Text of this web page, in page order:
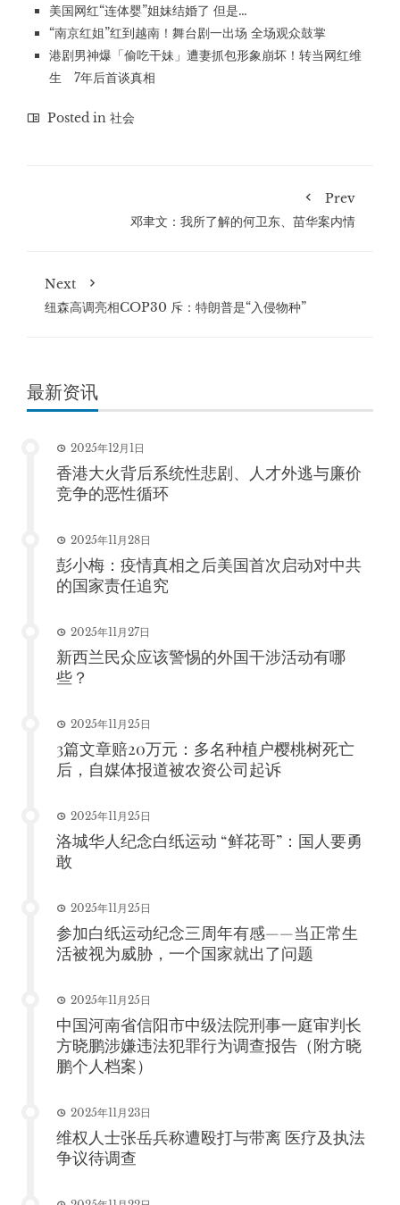
美国网红“连体婴”姐妹结婚了 但是…
“南京红姐”红到越南！舞台剧一出场 全场观众鼓掌
港剧男神爆「偷吃干妹」遭妻抓包形象崩坏！转当网红维
生 7年后首谈真相
Posted in 社会
Prev
邓聿文：我所了解的何卫东、苗华案内情
Next
纽森高调亮相COP30 斥：特朗普是“入侵物种”
最新资讯
2025年12月1日
香港大火背后系统性悲剧、人才外逃与廉价
竞争的恶性循环
2025年11月28日
彭小梅：疫情真相之后美国首次启动对中共
的国家责任追究
2025年11月27日
新西兰民众应该警惕的外国干涉活动有哪
些？
2025年11月25日
3篇文章赔20万元：多名种植户樱桃树死亡
后，自媒体报道被农资公司起诉
2025年11月25日
洛城华人纪念白纸运动 “鲜花哥”：国人要勇
敢
2025年11月25日
参加白纸运动纪念三周年有感——当正常生
活被视为威胁，一个国家就出了问题
2025年11月25日
中国河南省信阳市中级法院刑事一庭审判长
方晓鹏涉嫌违法犯罪行为调查报告（附方晓
鹏个人档案）
2025年11月23日
维权人士张岳兵称遭殴打与带离 医疗及执法
争议待调查